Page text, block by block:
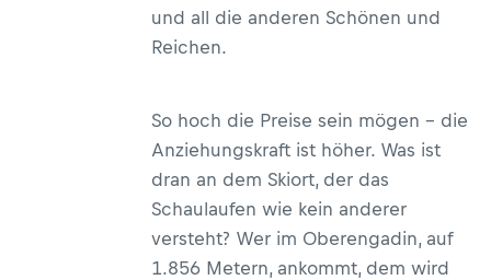
und all die anderen Schönen und
Reichen.
So hoch die Preise sein mögen – die
Anziehungskraft ist höher. Was ist
dran an dem Skiort, der das
Schaulaufen wie kein anderer
versteht? Wer im Oberengadin, auf
1.856 Metern, ankommt, dem wird